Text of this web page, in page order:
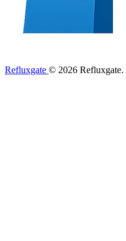
Refluxgate © 2026 Refluxgate.